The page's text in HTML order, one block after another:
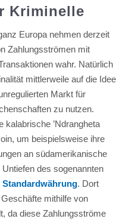
Kriminelle
Europa nehmen derzeit
Zahlungsströmen mit
wahr. Natürlich
mittlerweile auf die Idee
Markt für
zu nutzen.
kalabrische ’Ndrangheta
um beispielsweise ihre
an südamerikanische
des sogenannten
. Dort
mithilfe von
da diese Zahlungsströme